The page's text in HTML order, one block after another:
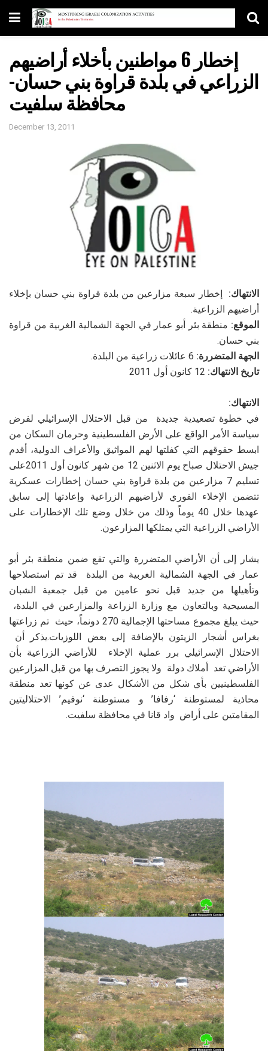
إخطار 6 مواطنين بأخلاء أراضيهم
الزراعي في بلدة قراوة بني حسان-
محافظة سلفيت
December 13, 2011
الانتهاك: إخطار سبعة مزارعين من بلدة قراوة بني حسان بإخلاء
أراضيهم الزراعية.
الموقع: منطقة بئر أبو عمار في الجهة الشمالية الغربية من قراوة
بني حسان.
الجهة المتضررة:
تاريخ الانتهاك: 12 كانون أول 2011
الانتهاك:
في خطوة تصعيدية جديدة من قبل الاحتلال الإسرائيلي لفرض
سياسة الأمر الواقع على الأرض الفلسطينية وحرمان السكان من
ابسط حقوقهم التي كفلتها لهم المواثيق والأعراف الدولية، أقدم
جيش الاحتلال صباح يوم الاثنين 12 من شهر كانون أول 2011على
تسليم 7 مزارعين من بلدة قراوة بني حسان إخطارات عسكرية
تتضمن الإخلاء الفوري لأراضيهم الزراعية وإعادتها إلى سابق
عهدها خلال 40 يوماً وذلك من خلال وضع تلك الإخطارات على
الأراضي الزراعية التي يمتلكها المزارعون.
يشار إلى أن الأراضي المتضررة والتي تقع ضمن منطقة بئر أبو
عمار في الجهة الشمالية الغربية من البلدة قد تم استصلاحها
وتأهيلها من جديد قبل نحو عامين من قبل جمعية الشبان
المسيحية وبالتعاون مع وزارة الزراعة والمزارعين في البلدة،
حيث يبلغ مجموع مساحتها الإجمالية 270 دونماً، حيث تم زراعتها
بغراس أشجار الزيتون بالإضافة إلى بعض اللوزيات.يذكر أن
الاحتلال الإسرائيلي برر عملية الإخلاء للأراضي الزراعية بأن
الأراضي تعد أملاك دولة ولا يجوز التصرف بها من قبل المزارعين
الفلسطينيين بأي شكل من الأشكال عدى عن كونها تعد منطقة
محاذية لمستوطنة ‘رفافا’ و مستوطنة ‘نوفيم’ الاحتلاليتين
المقامتين على أراض واد قانا في محافظة سلفيت.